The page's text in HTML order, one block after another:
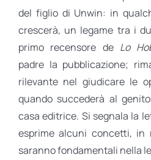
del figlio di Unwin: in
crescerà, un legame tra i
primo recensore de Lo
padre la pubblicazione;
rilevante nel giudicare le
quando succederà al
casa editrice. Si segnala la
esprime alcuni concetti, in
saranno fondamentali nella